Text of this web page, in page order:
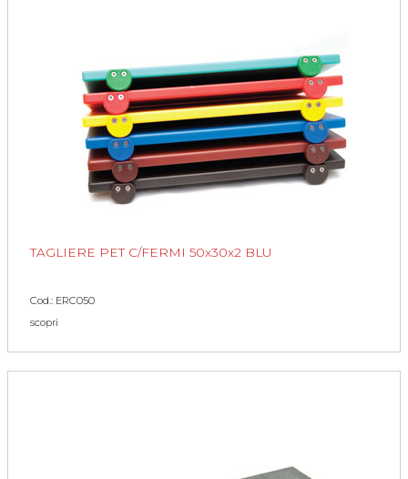
TAGLIERE PET C/FERMI 50x30x2 BLU
Cod.: ERC050
scopri